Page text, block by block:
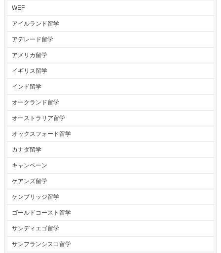
WEF
アイルランド留学
アデレード留学
アメリカ留学
イギリス留学
インド留学
オークランド留学
オーストラリア留学
オックスフォード留学
カナダ留学
キャンペーン
ケアンズ留学
ケンブリッジ留学
ゴールドコースト留学
サンディエゴ留学
サンフランシスコ留学